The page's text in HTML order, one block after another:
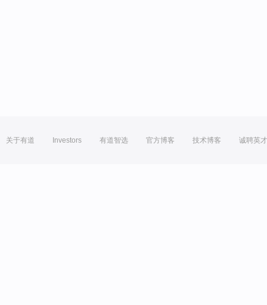
关于有道 Investors 有道智选 官方博客 技术博客 诚聘英才